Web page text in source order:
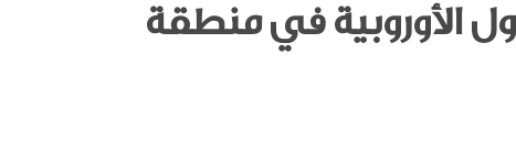
الأوروبية في منطقة